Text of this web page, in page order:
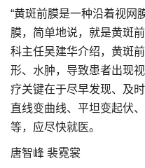
“黄斑前膜是一种沿着视网
膜，简单地说，就是黄斑
科主任吴建华介绍，黄斑
形、水肿，导致患者出现
疗关键在于尽早发现、及
直线变曲线、平坦变起伏
等，应尽快就医。
唐智峰 裴霓裳